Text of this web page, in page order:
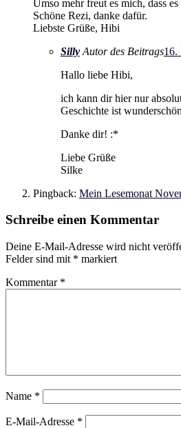
Umso mehr freut es mich, dass
Schöne Rezi, danke dafür.
Liebste Grüße, Hibi
Silly Autor des Beitrags16.
Hallo liebe Hibi,
ich kann dir hier nur
Geschichte ist
Danke dir! :*
Liebe Grüße
Silke
Pingback: Mein Lesemonat
Schreibe einen Kommentar
Deine E-Mail-Adresse wird nicht
Felder sind mit * markiert
Kommentar *
Name *
E-Mail-Adresse *